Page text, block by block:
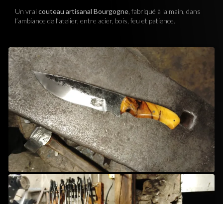
Un vraicouteau artisanal Bourgogne , fabriqué à la main, dans
l’ambiance de l’atelier, entre acier, bois, feu et patience.